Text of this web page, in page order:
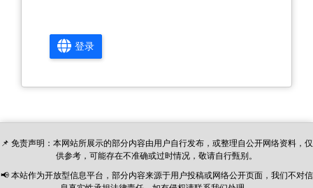
登录
📌 免责声明：本网站所展示的部分内容由用户自行发布，或整理自公开网络资料，仅
供参考，可能存在不准确或过时情况，敬请自行甄别。
📢 本站作为开放型信息平台，部分内容来源于用户投稿或网络公开页面，我们不对信